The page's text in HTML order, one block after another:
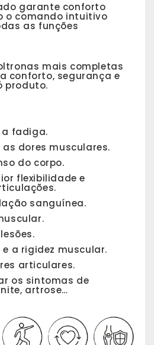
garante conforto
o comando intuitivo
as funções
mais completas
conforto, segurança e
produto.
a fadiga.
dores musculares.
do corpo.
flexibilidade e
sanguínea.
a rigidez muscular.
articulares.
os sintomas de
artrose…